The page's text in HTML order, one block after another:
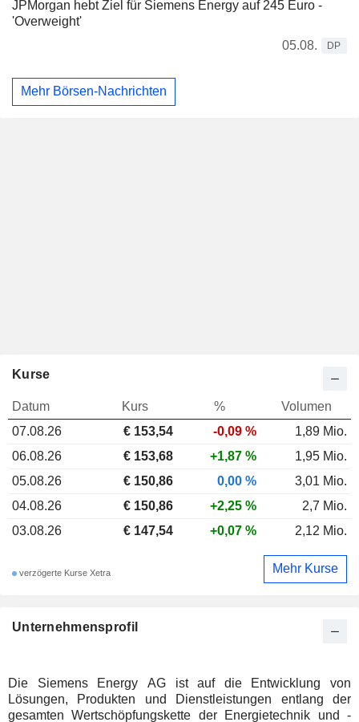
JPMorgan hebt Ziel für Siemens Energy auf 245 Euro -
'Overweight'
05.08.
DP
Mehr Börsen-Nachrichten
Unternehmensprofil
Die Siemens Energy AG ist auf die Entwicklung von
Lösungen, Produkten und Dienstleistungen entlang der
gesamten Wertschöpfungskette der Energietechnik und -
Kurse
Datum Kurs %
Volumen
07.08.26
€ 153,54 -0,09 %
1,89 Mio.
06.08.26
€ 153,68 +1,87 %
1,95 Mio.
05.08.26
€ 150,86 0,00 %
3,01 Mio.
04.08.26
€ 150,86 +2,25 %
2,7 Mio.
03.08.26
€ 147,54 +0,07 % 2,12 Mio.
verzögerte Kurse Xetra Mehr Kurse